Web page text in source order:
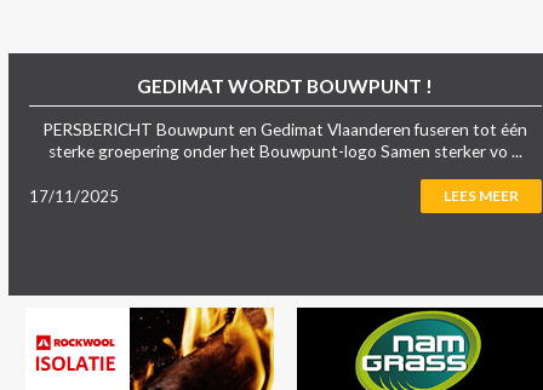
GEDIMAT WORDT BOUWPUNT !
PERSBERICHT Bouwpunt en Gedimat Vlaanderen fuseren tot één
sterke groepering onder het Bouwpunt-logo Samen sterker vo ...
17/11/2025 LEES MEER